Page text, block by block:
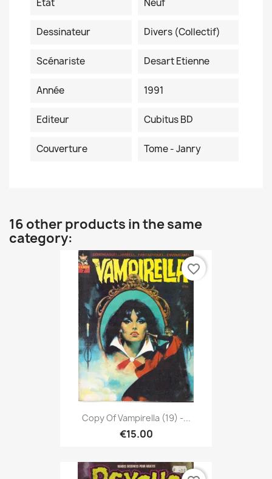
Etat
Neuf
Dessinateur Divers (collectif)
Scénariste Desart Etienne
Année 1991
Editeur Cubitus BD
Couverture Tome - Janry
16 other products in the same
category:
Copy Of Vampirella (19) -...
€15.00
favorite_border